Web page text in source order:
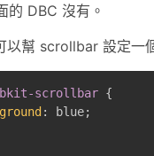
的 DBC 沒有。
以幫 scrollbar 設定一
scrollbar {
: blue;